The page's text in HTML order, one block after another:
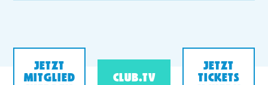
JETZT
MITGLIED
CLUB.TV
JETZT
TICKETS